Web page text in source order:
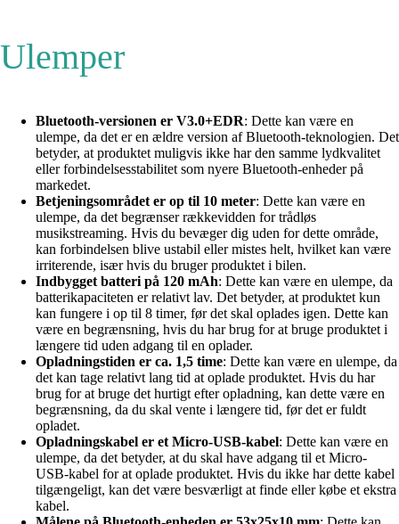
Ulemper
Bluetooth-versionen er V3.0+EDR: Dette kan være en
ulempe, da det er en ældre version af Bluetooth-teknologien. Det
betyder, at produktet muligvis ikke har den samme lydkvalitet
eller forbindelsesstabilitet som nyere Bluetooth-enheder på
markedet.
Betjeningsområdet er op til 10 meter: Dette kan være en
ulempe, da det begrænser rækkevidden for trådløs
musikstreaming. Hvis du bevæger dig uden for dette område,
kan forbindelsen blive ustabil eller mistes helt, hvilket kan være
irriterende, især hvis du bruger produktet i bilen.
Indbygget batteri på 120 mAh: Dette kan være en ulempe, da
batterikapaciteten er relativt lav. Det betyder, at produktet kun
kan fungere i op til 8 timer, før det skal oplades igen. Dette kan
være en begrænsning, hvis du har brug for at bruge produktet i
længere tid uden adgang til en oplader.
Opladningstiden er ca. 1,5 time: Dette kan være en ulempe, da
det kan tage relativt lang tid at oplade produktet. Hvis du har
brug for at bruge det hurtigt efter opladning, kan dette være en
begrænsning, da du skal vente i længere tid, før det er fuldt
opladet.
Opladningskabel er et Micro-USB-kabel: Dette kan være en
ulempe, da det betyder, at du skal have adgang til et Micro-
USB-kabel for at oplade produktet. Hvis du ikke har dette kabel
tilgængeligt, kan det være besværligt at finde eller købe et ekstra
kabel.